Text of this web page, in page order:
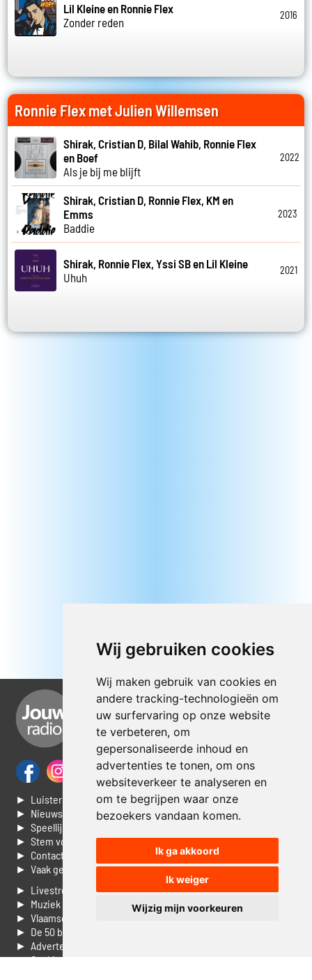
Wij gebruiken cookies
Wij maken gebruik van cookies en
andere tracking-technologieën om
uw surfervaring op onze website
te verbeteren, om
gepersonaliseerde inhoud en
advertenties te tonen, om ons
websiteverkeer te analyseren en
om te begrijpen waar onze
bezoekers vandaan komen.
Ik ga akkoord
Ik weiger
Wijzig mijn voorkeuren
Lil Kleine en Ronnie Flex
Zonder reden
2016
Ronnie Flex met Julien Willemsen
Shirak, Cristian D, Bilal Wahib, Ronnie Flex
en Boef
Als je bij me blijft
2022
Shirak, Cristian D, Ronnie Flex, KM en
Emms
Baddie
2023
Shirak, Ronnie Flex, Yssi SB en Lil Kleine
Uhuh
2021
► Luisteren naar Jouwradio
► Nieuws
► Speellijst
► Stem voor de Dag top 3
► Contacteer ons
► Vaak gestelde vragen
► Livestream informatie
► Muziek opzoeken
► Vlaamse 100 Aller tijden
► De 50 beste van...
► Adverteren op Jouwradio
► Cookie voorkeuren wijzigen